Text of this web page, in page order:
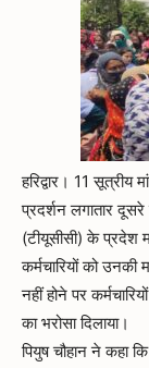
हरिद्वार। 11 सूत्रीय
प्रदर्शन लगातार
(टीयूसीसी) के प्रदेश
कर्मचारियों को उनकी
नहीं होने पर
का भरोसा दिलाया।
पियुष चौहान ने कहा